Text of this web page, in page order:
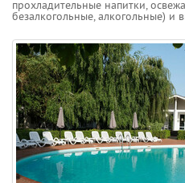
прохладительные напитки,
безалкогольные, алкогольные) и